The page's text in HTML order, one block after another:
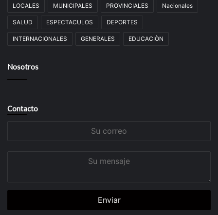
LOCALES MUNICIPALES PROVINCIALES Nacionales
SALUD ESPECTACULOS DEPORTES
INTERNACIONALES GENERALES EDUCACIÒN
Nosotros
Contacto